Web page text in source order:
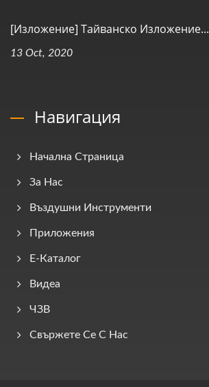
[Изложение] Тайванско Изложение...
13 Oct, 2020
Навигация
Начална Страница
За Нас
Въздушни Инструменти
Приложения
E-Каталог
Видеа
ЧЗВ
Свържете Се С Нас